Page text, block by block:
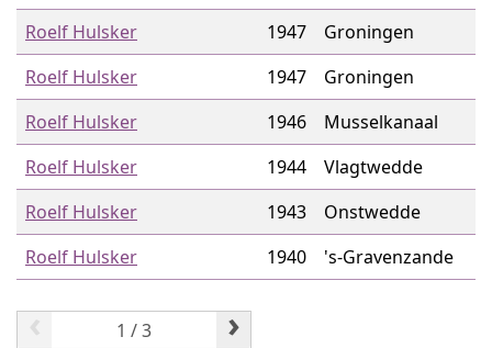
Roelf Hulsker
1947
Groningen
Roelf Hulsker
1947
Groningen
Roelf Hulsker
1946
Musselkanaal
Roelf Hulsker
1944
Vlagtwedde
Roelf Hulsker
1943
Onstwedde
Roelf Hulsker
1940 's-Gravenzande
‹ ›